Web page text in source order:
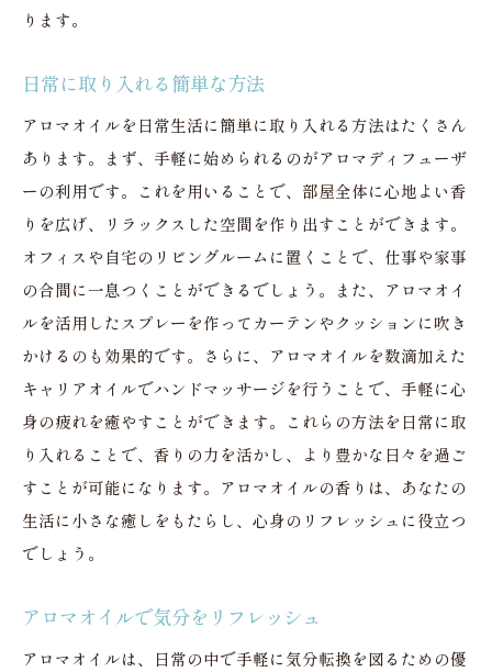
ります。
日常に取り入れる簡単な方法
アロマオイルを日常生活に簡単に取り入れる方法はたくさん
あります。まず、手軽に始められるのがアロマディフューザ
ーの利用です。これを用いることで、部屋全体に心地よい香
りを広げ、リラックスした空間を作り出すことができます。
オフィスや自宅のリビングルームに置くことで、仕事や家事
の合間に一息つくことができるでしょう。また、アロマオイ
ルを活用したスプレーを作ってカーテンやクッションに吹き
かけるのも効果的です。さらに、アロマオイルを数滴加えた
キャリアオイルでハンドマッサージを行うことで、手軽に心
身の疲れを癒やすことができます。これらの方法を日常に取
り入れることで、香りの力を活かし、より豊かな日々を過ご
すことが可能になります。アロマオイルの香りは、あなたの
生活に小さな癒しをもたらし、心身のリフレッシュに役立つ
でしょう。
アロマオイルで気分をリフレッシュ
アロマオイルは、日常の中で手軽に気分転換を図るための優